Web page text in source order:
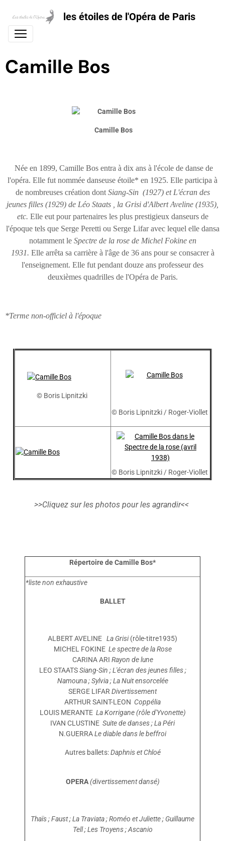
les étoiles de l'Opéra de Paris
Camille Bos
Camille Bos
Née en 1899, Camille Bos entra à dix ans à l'école de danse de
l'opéra. Elle fut nommée danseuse étoile* en 1925. Elle participa à
de nombreuses création dont Siang-Sin (1927) et L'écran des
jeunes filles (1929) de Léo Staats ,
la Grisi d'Albert Aveline (1935),
etc. Elle eut pour partenaires les plus prestigieux danseurs de
l'époque tels que Serge Peretti ou Serge Lifar avec lequel elle dansa
notamment le Spectre de la rose de Michel Fokine en
1931. Elle arrêta sa carrière à l'âge de 36 ans pour se consacrer à
l'enseignement. Elle fut pendant douze ans professeur des
deuxièmes quadrilles de l'Opéra de Paris.
*Terme non-officiel à l'époque
© Boris Lipnitzki
© Boris Lipnitzki / Roger-Viollet
© Boris Lipnitzki / Roger-Viollet
>>Cliquez sur les photos pour les agrandir<<
Répertoire de Camille Bos*
*liste non exhaustive
BALLET
ALBERT AVELINE La Grisi(rôle-titre1935)
MICHEL FOKINE Le spectre de la Rose
CARINA ARI Rayon de lune
LEO STAATSSiang-Sin ; L'écran des jeunes filles ;
Namouna ; Sylvia ; La Nuit ensorcelée
SERGE LIFAR Divertissement
ARTHUR SAINT-LEON Coppélia
LOUIS MERANTE La Korrigane (rôle d'Yvonette)
IVAN CLUSTINE Suite de danses ; La Péri
N.GUERRALe diable dans le beffroi
Autres ballets:Daphnis et Chloé
OPERA (divertissement dansé)
Thaïs ; Faust ; La Traviata ; Roméo et Juliette ; Guillaume
Tell ; Les Troyens ; Ascanio